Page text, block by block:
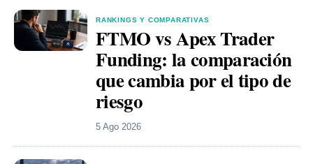
RANKINGS Y COMPARATIVAS
FTMO vs Apex Trader
Funding: la comparación
que cambia por el tipo de
riesgo
5 Ago 2026